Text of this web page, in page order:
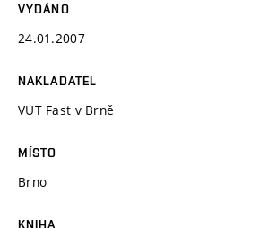
VYDÁNO
24.01.2007
NAKLADATEL
VUT Fast v Brně
MÍSTO
Brno
KNIHA